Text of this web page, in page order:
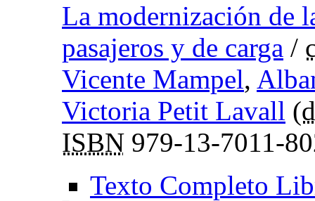
La modernización de
pasajeros y de carga /
Vicente Mampel,
Victoria Petit Lavall (
ISBN 979-13-7011-
Texto Completo